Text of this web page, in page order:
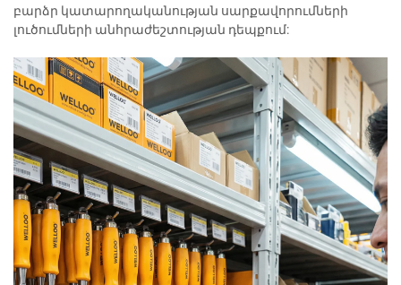
բարձր կատարողականության սարքավորումների
լուծումների անհրաժեշտության դեպքում: